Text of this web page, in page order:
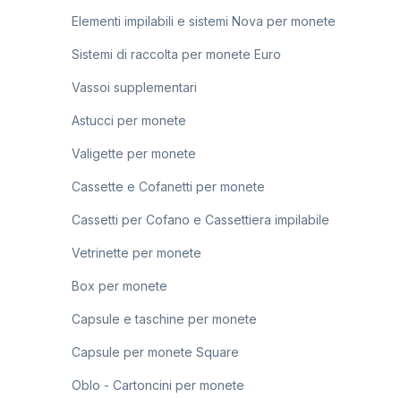
Elementi impilabili e sistemi Nova per monete
Sistemi di raccolta per monete Euro
Vassoi supplementari
Astucci per monete
Valigette per monete
Cassette e Cofanetti per monete
Cassetti per Cofano e Cassettiera impilabile
Vetrinette per monete
Box per monete
Capsule e taschine per monete
Capsule per monete Square
Oblo - Cartoncini per monete